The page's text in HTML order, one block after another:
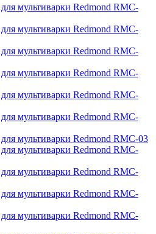
мультиварки Redmond RMC-
мультиварки Redmond RMC-
мультиварки Redmond RMC-
мультиварки Redmond RMC-
мультиварки Redmond RMC-
мультиварки Redmond RMC-
мультиварки Redmond RMC-03
мультиварки Redmond RMC-
мультиварки Redmond RMC-
мультиварки Redmond RMC-
мультиварки Redmond RMC-